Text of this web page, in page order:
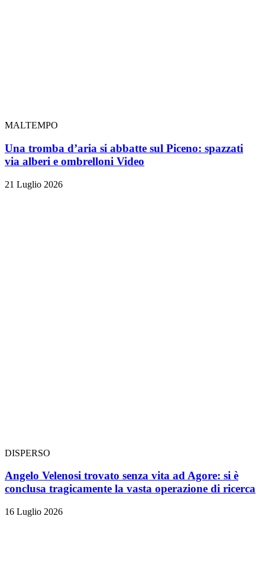
MALTEMPO
Una tromba d’aria si abbatte sul Piceno: spazzati
via alberi e ombrelloni Video
21 Luglio 2026
DISPERSO
Angelo Velenosi trovato senza vita ad Agore: si è
conclusa tragicamente la vasta operazione di ricerca
16 Luglio 2026